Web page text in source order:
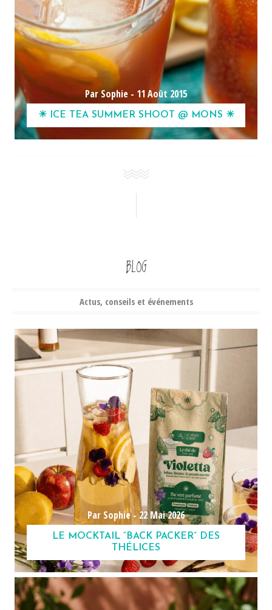
Par Sophie - 11 Août 2015
☀ ICE TEA SUMMER SHOOT @ MONS ☀
BLOG
Actus, conseils et événements
Par Sophie -22 Mai 2026
LE MOCKTAIL “BACK PACKER” DES
THÉLICES